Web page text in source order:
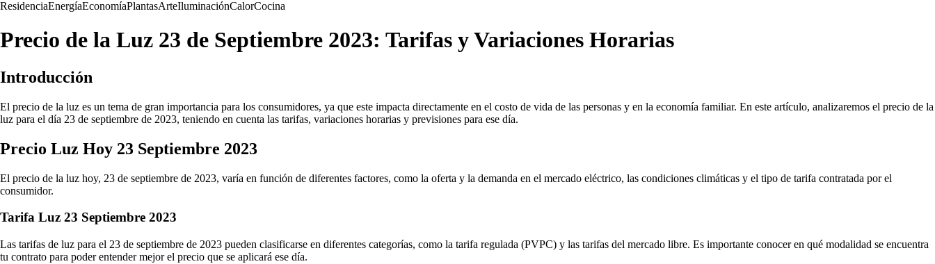
ResidenciaEnergíaEconomíaPlantasArteIluminaciónCalorCocina
Precio de la Luz 23 de Septiembre 2023: Tarifas y Variaciones Horarias
Introducción
El precio de la luz es un tema de gran importancia para los consumidores, ya que este impacta directamente en el costo de vida de las personas y en la economía familiar. En este artículo, analizaremos el precio de la
luz para el día 23 de septiembre de 2023, teniendo en cuenta las tarifas, variaciones horarias y previsiones para ese día.
Precio Luz Hoy 23 Septiembre 2023
El precio de la luz hoy, 23 de septiembre de 2023, varía en función de diferentes factores, como la oferta y la demanda en el mercado eléctrico, las condiciones climáticas y el tipo de tarifa contratada por el
consumidor.
Tarifa Luz 23 Septiembre 2023
Las tarifas de luz para el 23 de septiembre de 2023 pueden clasificarse en diferentes categorías, como la tarifa regulada (PVPC) y las tarifas del mercado libre. Es importante conocer en qué modalidad se encuentra
tu contrato para poder entender mejor el precio que se aplicará ese día.